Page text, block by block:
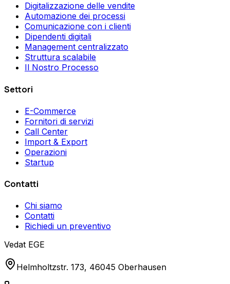
Digitalizzazione delle vendite
Automazione dei processi
Comunicazione con i clienti
Dipendenti digitali
Management centralizzato
Struttura scalabile
Il Nostro Processo
Settori
E-Commerce
Fornitori di servizi
Call Center
Import & Export
Operazioni
Startup
Contatti
Chi siamo
Contatti
Richiedi un preventivo
Vedat EGE
Helmholtzstr. 173, 46045 Oberhausen